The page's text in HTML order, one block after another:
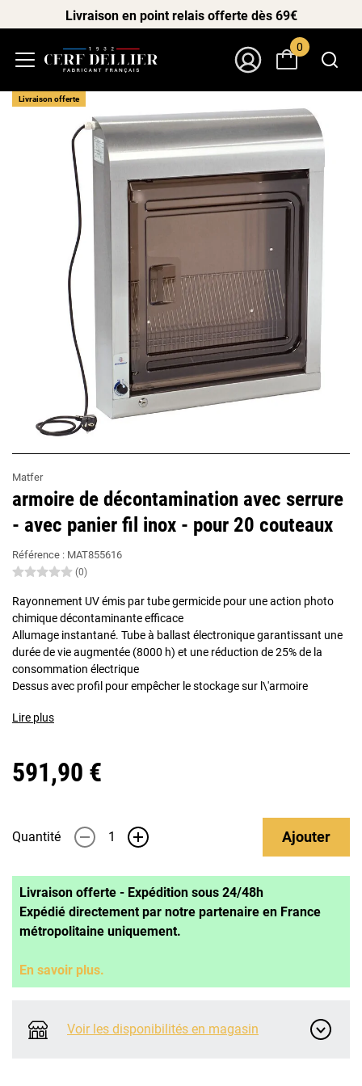
Livraison en point relais offerte dès 69€
0
Matfer
armoire de décontamination avec serrure
- avec panier fil inox - pour 20 couteaux
Référence : MAT855616
(0)
Rayonnement UV émis par tube germicide pour une action photo
chimique décontaminante efficace
Allumage instantané. Tube à ballast électronique garantissant une
durée de vie augmentée (8000 h) et une réduction de 25% de la
consommation électrique
Dessus avec profil pour empêcher le stockage sur l\'armoire
Lire plus
591,90 €
Quantité - + Ajouter
Livraison offerte - Expédition sous 24/48h
Expédié directement par notre partenaire en France
métropolitaine uniquement.
En savoir plus.
Voir les disponibilités en magasin
Livraison offerte